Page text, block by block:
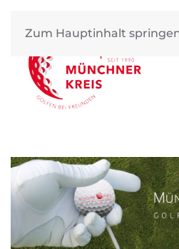
Zum Hauptinhalt